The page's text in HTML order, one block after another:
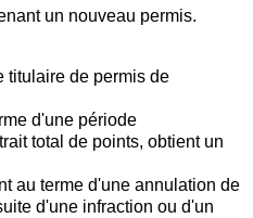
un nouveau permis.
titulaire de permis de
d'une période
total de points, obtient un
au terme d'une annulation de
d'une infraction ou d'un